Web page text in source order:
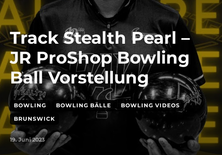
Track Stealth Pearl –
JR ProShop Bowling
Ball Vorstellung
BOWLING BOWLING BÄLLE
BOWLING VIDEOS
BRUNSWICK
19. Juni 2023